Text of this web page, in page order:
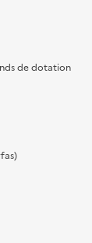
de dotation